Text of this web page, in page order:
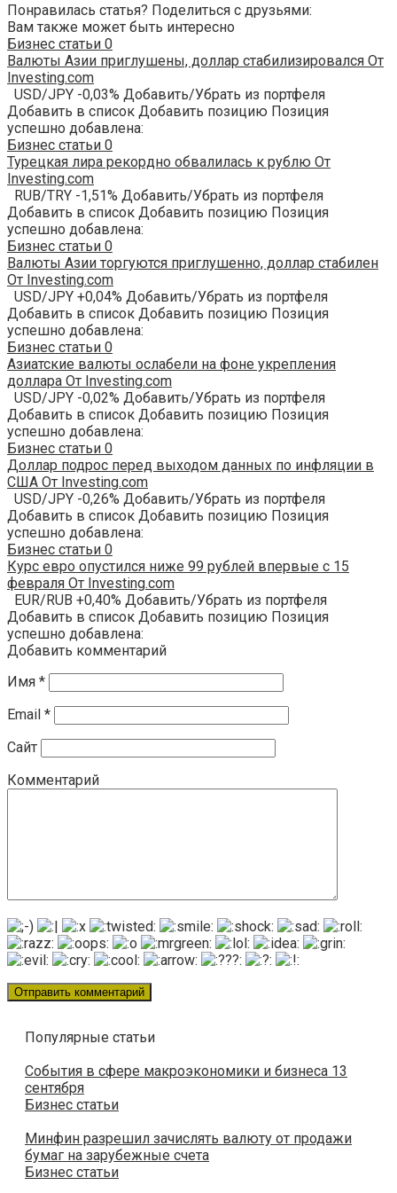
Понравилась статья? Поделиться с друзьями:
Вам также может быть интересно
Бизнес статьи 0
Валюты Азии приглушены, доллар стабилизировался От
Investing.com
USD/JPY -0,03% Добавить/Убрать из портфеля
Добавить в список Добавить позицию Позиция
успешно добавлена:
Бизнес статьи 0
Турецкая лира рекордно обвалилась к рублю От
Investing.com
RUB/TRY -1,51% Добавить/Убрать из портфеля
Добавить в список Добавить позицию Позиция
успешно добавлена:
Бизнес статьи 0
Валюты Азии торгуются приглушенно, доллар стабилен
От Investing.com
USD/JPY +0,04% Добавить/Убрать из портфеля
Добавить в список Добавить позицию Позиция
успешно добавлена:
Бизнес статьи 0
Азиатские валюты ослабели на фоне укрепления
доллара От Investing.com
USD/JPY -0,02% Добавить/Убрать из портфеля
Добавить в список Добавить позицию Позиция
успешно добавлена:
Бизнес статьи 0
Доллар подрос перед выходом данных по инфляции в
США От Investing.com
USD/JPY -0,26% Добавить/Убрать из портфеля
Добавить в список Добавить позицию Позиция
успешно добавлена:
Бизнес статьи 0
Курс евро опустился ниже 99 рублей впервые с 15
февраля От Investing.com
EUR/RUB +0,40% Добавить/Убрать из портфеля
Добавить в список Добавить позицию Позиция
успешно добавлена:
Добавить комментарий
Имя *
Email *
Сайт
Комментарий
Популярные статьи
События в сфере макроэкономики и бизнеса 13
сентября
Бизнес статьи
Минфин разрешил зачислять валюту от продажи
бумаг на зарубежные счета
Бизнес статьи